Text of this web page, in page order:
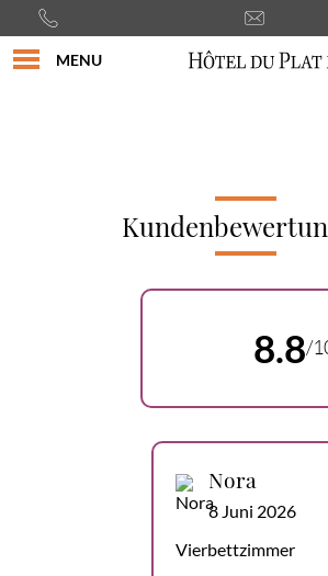
MENU
8.8/
Nora
8 Juni 2026
Vierbettzimmer